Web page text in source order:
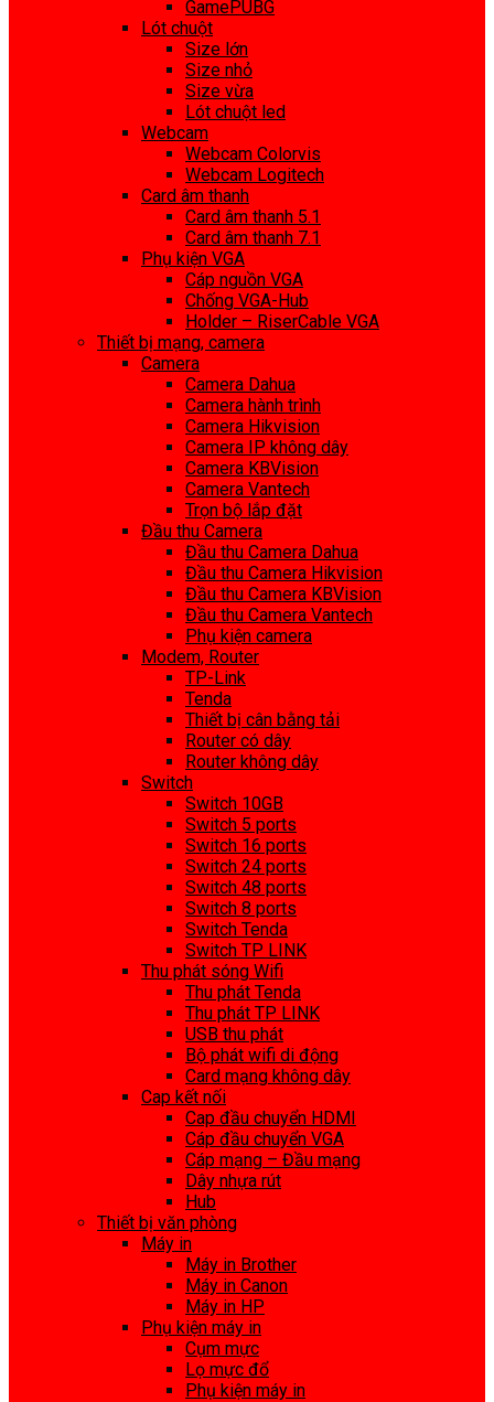
GamePUBG
Lót chuột
Size lớn
Size nhỏ
Size vừa
Lót chuột led
Webcam
Webcam Colorvis
Webcam Logitech
Card âm thanh
Card âm thanh 5.1
Card âm thanh 7.1
Phụ kiện VGA
Cáp nguồn VGA
Chống VGA-Hub
Holder – RiserCable VGA
Thiết bị mạng, camera
Camera
Camera Dahua
Camera hành trình
Camera Hikvision
Camera IP không dây
Camera KBVision
Camera Vantech
Trọn bộ lắp đặt
Đầu thu Camera
Đầu thu Camera Dahua
Đầu thu Camera Hikvision
Đầu thu Camera KBVision
Đầu thu Camera Vantech
Phụ kiện camera
Modem, Router
TP-Link
Tenda
Thiết bị cân bằng tải
Router có dây
Router không dây
Switch
Switch 10GB
Switch 5 ports
Switch 16 ports
Switch 24 ports
Switch 48 ports
Switch 8 ports
Switch Tenda
Switch TP LINK
Thu phát sóng Wifi
Thu phát Tenda
Thu phát TP LINK
USB thu phát
Bộ phát wifi di động
Card mạng không dây
Cap kết nối
Cap đầu chuyển HDMI
Cáp đầu chuyển VGA
Cáp mạng – Đầu mạng
Dây nhựa rút
Hub
Thiết bị văn phòng
Máy in
Máy in Brother
Máy in Canon
Máy in HP
Phụ kiện máy in
Cụm mực
Lọ mực đổ
Phụ kiện máy in